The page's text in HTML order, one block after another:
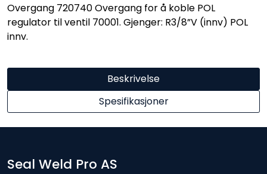
Overgang 720740 Overgang for å koble POL
regulator til ventil 70001. Gjenger: R3/8”V (innv) POL
innv.
Beskrivelse
Spesifikasjoner
Seal Weld Pro AS